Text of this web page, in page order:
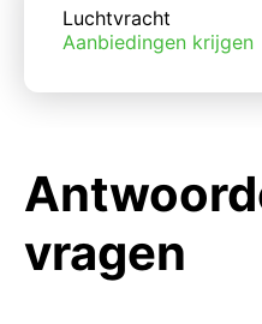
Luchtvracht
Aanbiedingen krijgen
vragen